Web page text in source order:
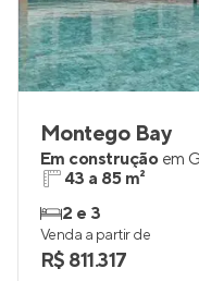
Montego Bay
Em construção em
43 a 85 m²
2 e 3
Venda a partir de
R$ 811.317